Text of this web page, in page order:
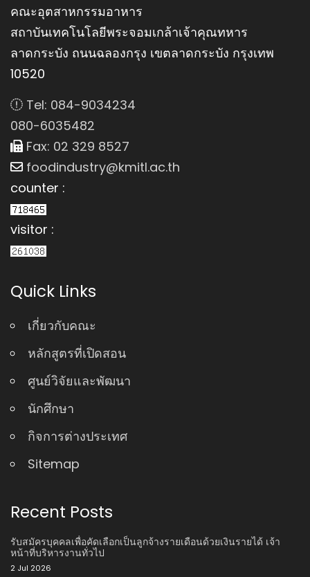
คณะอุตสาหกรรมอาหาร
สถาบันเทคโนโลยีพระจอมเกล้าเจ้าคุณทหาร
ลาดกระบัง ถนนฉลองกรุง เขตลาดกระบัง กรุงเทพ
10520
Tel: 084-9034234
080-6035482
Fax: 02 329 8527
foodindustry@kmitl.ac.th
counter :
visitor :
Quick Links
เกี่ยวกับคณะ
หลักสูตรที่เปิดสอน
ศูนย์วิจัยและพัฒนา
นักศึกษา
กิจการต่างประเทศ
Sitemap
Recent Posts
รับสมัครบุคคลเพื่อคัดเลือกเป็นลูกจ้างรายเดือนด้วยเงินรายได้ เจ้า
หน้าที่บริหารงานทั่วไป
2 Jul 2026